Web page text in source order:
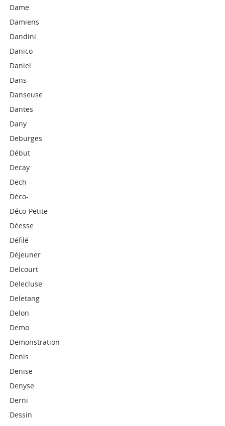
Dame
Damiens
Dandini
Danico
Daniel
Dans
Danseuse
Dantes
Dany
Deburges
Début
Decay
Dech
Déco-
Déco-Petite
Déesse
Défilé
Déjeuner
Delcourt
Delecluse
Deletang
Delon
Demo
Demonstration
Denis
Denise
Denyse
Derni
Dessin